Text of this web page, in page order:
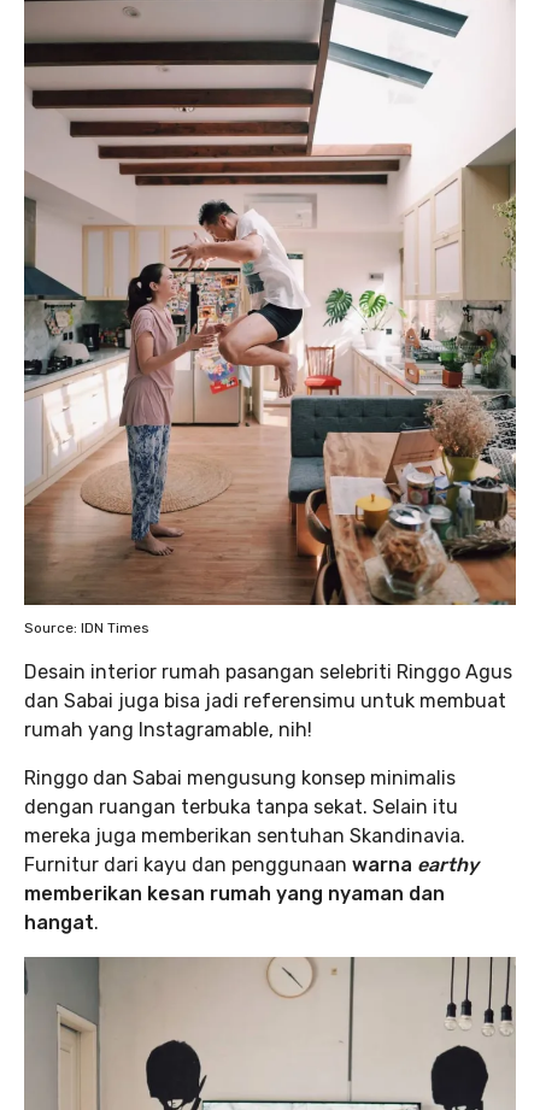
Source: IDN Times
Desain interior rumah pasangan selebriti Ringgo Agus
dan Sabai juga bisa jadi referensimu untuk membuat
rumah yang Instagramable, nih!
Ringgo dan Sabai mengusung konsep minimalis
dengan ruangan terbuka tanpa sekat. Selain itu
mereka juga memberikan sentuhan Skandinavia.
Furnitur dari kayu dan penggunaan warna earthy
memberikan kesan rumah yang nyaman dan
hangat.